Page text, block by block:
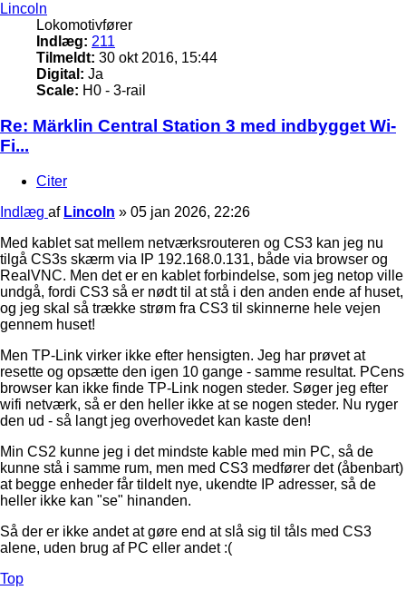
Lincoln
Lokomotivfører
Indlæg: 211
Tilmeldt: 30 okt 2016, 15:44
Digital: Ja
Scale: H0 - 3-rail
Re: Märklin Central Station 3 med indbygget Wi-
Fi...
Citer
Indlæg af Lincoln » 05 jan 2026, 22:26
Med kablet sat mellem netværksrouteren og CS3 kan jeg nu
tilgå CS3s skærm via IP 192.168.0.131, både via browser og
RealVNC. Men det er en kablet forbindelse, som jeg netop ville
undgå, fordi CS3 så er nødt til at stå i den anden ende af huset,
og jeg skal så trække strøm fra CS3 til skinnerne hele vejen
gennem huset!
Men TP-Link virker ikke efter hensigten. Jeg har prøvet at
resette og opsætte den igen 10 gange - samme resultat. PCens
browser kan ikke finde TP-Link nogen steder. Søger jeg efter
wifi netværk, så er den heller ikke at se nogen steder. Nu ryger
den ud - så langt jeg overhovedet kan kaste den!
Min CS2 kunne jeg i det mindste kable med min PC, så de
kunne stå i samme rum, men med CS3 medfører det (åbenbart)
at begge enheder får tildelt nye, ukendte IP adresser, så de
heller ikke kan "se" hinanden.
Så der er ikke andet at gøre end at slå sig til tåls med CS3
alene, uden brug af PC eller andet :(
Top